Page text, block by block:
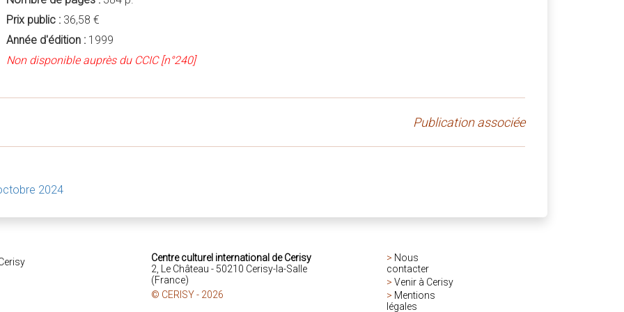
Prix public : 36,58 €
Année d'édition : 1999
Non disponible auprès du CCIC [n°240]
Publication associée
2024
Centre culturel international de Cerisy
2, Le Château - 50210 Cerisy-la-Salle
(France)
© CERISY - 2026
> Nous
contacter
> Venir à Cerisy
> Mentions
légales